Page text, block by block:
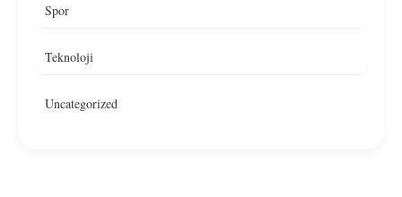
Spor
Teknoloji
Uncategorized